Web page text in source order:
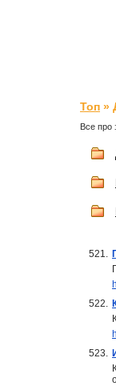
Топ »
Все про
521.
522.
523.